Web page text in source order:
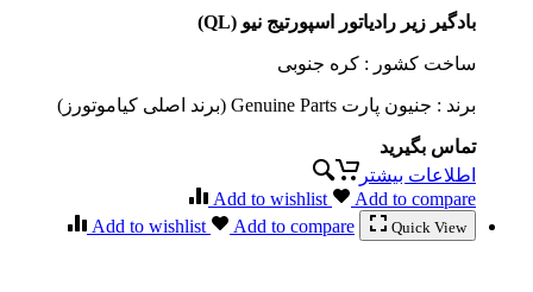
بادگیر زیر رادیاتور اسپورتیج نیو (QL)
ساخت کشور : کره جنوبی
برند : جنیون پارت Genuine Parts (برند اصلی کیاموتورز)
تماس بگیرید
اطلاعات بیشتر
Add to wishlist
Add to compare
Quick View
Add to wishlist Add to compare